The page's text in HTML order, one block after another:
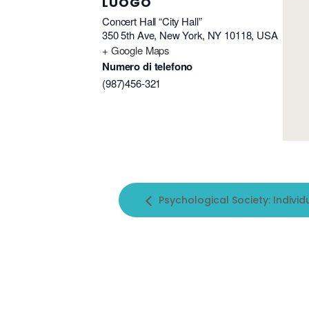
Concert Hall “City Hall”
350 5th Ave, New York, NY 10118, USA
+ Google Maps
Numero di telefono
(987)456-321
Psychological Society: